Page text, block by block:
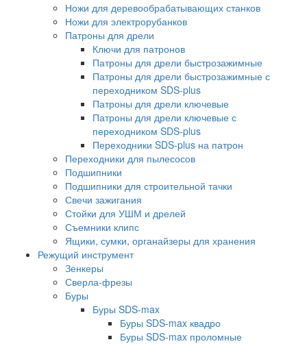
Ножи для деревообрабатывающих станков
Ножи для электрорубанков
Патроны для дрели
Ключи для патронов
Патроны для дрели быстрозажимные
Патроны для дрели быстрозажимные с
переходником SDS-plus
Патроны для дрели ключевые
Патроны для дрели ключевые с
переходником SDS-plus
Переходники SDS-plus на патрон
Переходники для пылесосов
Подшипники
Подшипники для строительной тачки
Свечи зажигания
Стойки для УШМ и дрелей
Съемники клипс
Ящики, сумки, органайзеры для хранения
Режущий инструмент
Зенкеры
Сверла-фрезы
Буры
Буры SDS-max
Буры SDS-max квадро
Буры SDS-max проломные